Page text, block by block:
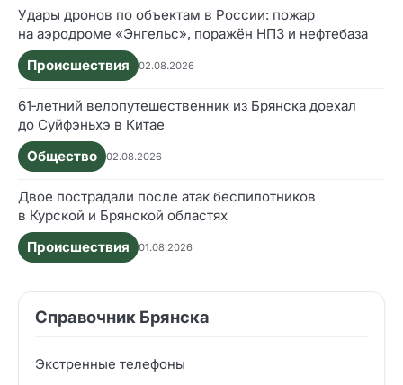
Удары дронов по объектам в России: пожар
на аэродроме «Энгельс», поражён НПЗ и нефтебаза
Происшествия
02.08.2026
61‑летний велопутешественник из Брянска доехал
до Суйфэньхэ в Китае
Общество
02.08.2026
Двое пострадали после атак беспилотников
в Курской и Брянской областях
Происшествия
01.08.2026
Справочник Брянска
Экстренные телефоны